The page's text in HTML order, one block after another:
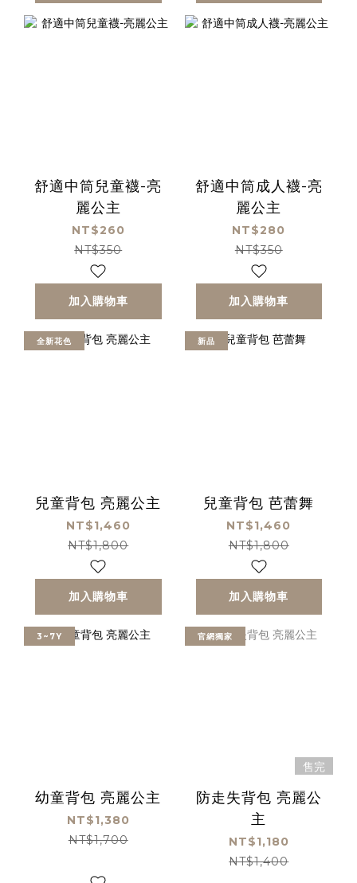
舒適中筒兒童襪-亮
麗公主
NT$260
NT$350
加入購物車
舒適中筒成人襪-亮
麗公主
NT$280
NT$350
加入購物車
全新花色
兒童背包 亮麗公主
NT$1,460
NT$1,800
加入購物車
新品
兒童背包 芭蕾舞
NT$1,460
NT$1,800
加入購物車
3~7Y
幼童背包 亮麗公主
NT$1,380
NT$1,700
官網獨家
售完
防走失背包 亮麗公
主
NT$1,180
NT$1,400